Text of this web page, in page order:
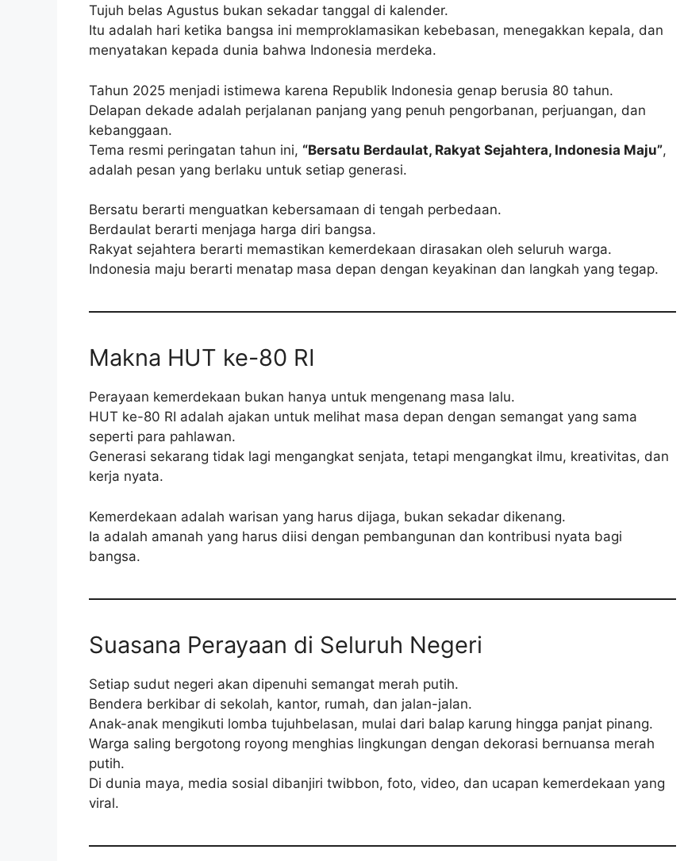
Tujuh belas Agustus bukan sekadar tanggal di kalender.
Itu adalah hari ketika bangsa ini memproklamasikan kebebasan, menegakkan kepala, dan
menyatakan kepada dunia bahwa Indonesia merdeka.
Tahun 2025 menjadi istimewa karena Republik Indonesia genap berusia 80 tahun.
Delapan dekade adalah perjalanan panjang yang penuh pengorbanan, perjuangan, dan
kebanggaan.
Tema resmi peringatan tahun ini, “Bersatu Berdaulat, Rakyat Sejahtera, Indonesia Maju”,
adalah pesan yang berlaku untuk setiap generasi.
Bersatu berarti menguatkan kebersamaan di tengah perbedaan.
Berdaulat berarti menjaga harga diri bangsa.
Rakyat sejahtera berarti memastikan kemerdekaan dirasakan oleh seluruh warga.
Indonesia maju berarti menatap masa depan dengan keyakinan dan langkah yang tegap.
Makna HUT ke-80 RI
Perayaan kemerdekaan bukan hanya untuk mengenang masa lalu.
HUT ke-80 RI adalah ajakan untuk melihat masa depan dengan semangat yang sama
seperti para pahlawan.
Generasi sekarang tidak lagi mengangkat senjata, tetapi mengangkat ilmu, kreativitas, dan
kerja nyata.
Kemerdekaan adalah warisan yang harus dijaga, bukan sekadar dikenang.
Ia adalah amanah yang harus diisi dengan pembangunan dan kontribusi nyata bagi
bangsa.
Suasana Perayaan di Seluruh Negeri
Setiap sudut negeri akan dipenuhi semangat merah putih.
Bendera berkibar di sekolah, kantor, rumah, dan jalan-jalan.
Anak-anak mengikuti lomba tujuhbelasan, mulai dari balap karung hingga panjat pinang.
Warga saling bergotong royong menghias lingkungan dengan dekorasi bernuansa merah
putih.
Di dunia maya, media sosial dibanjiri twibbon, foto, video, dan ucapan kemerdekaan yang
viral.